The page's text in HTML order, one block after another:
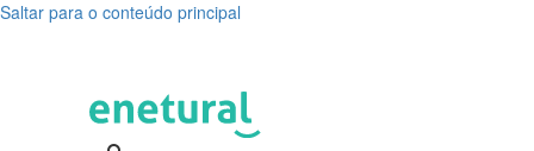
Saltar para o conteúdo principal